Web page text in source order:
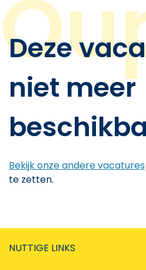
Deze
niet meer
Bekijk onze andere vacatures
te zetten.
NUTTIGE LINKS